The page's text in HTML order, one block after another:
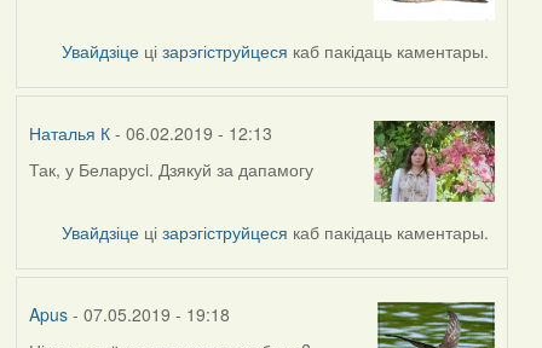
Наталья
К
Увайдзіце цізарэгіструйцеся каб пакідаць каментары.
Наталья К- 06.02.2019 - 12:13
In
Harrier
Так, у Беларусi. Дзякуй за дапамогу
Увайдзіце цізарэгіструйцеся каб пакідаць каментары.
Apus- 07.05.2019 - 19:18